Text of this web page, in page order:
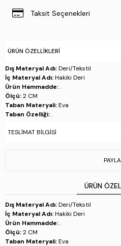
Taksit Seçenekleri
ÜRÜN ÖZELLIKLERI
Dış Materyal Adı:Deri/Tekstil
İç Materyal Adı:Hakiki Deri
Ürün Hammadde:.
Ölçü:2 CM
Taban Materyali:Eva
Taban Özelliği:.
Üretim Yeri:İtalya
TESLIMAT BILGISI
ÜRÜN
Dış Materyal Adı:Deri/Tekstil
İç Materyal Adı:Hakiki Deri
Ürün Hammadde:.
Ölçü:2 CM
Taban Materyali:Eva